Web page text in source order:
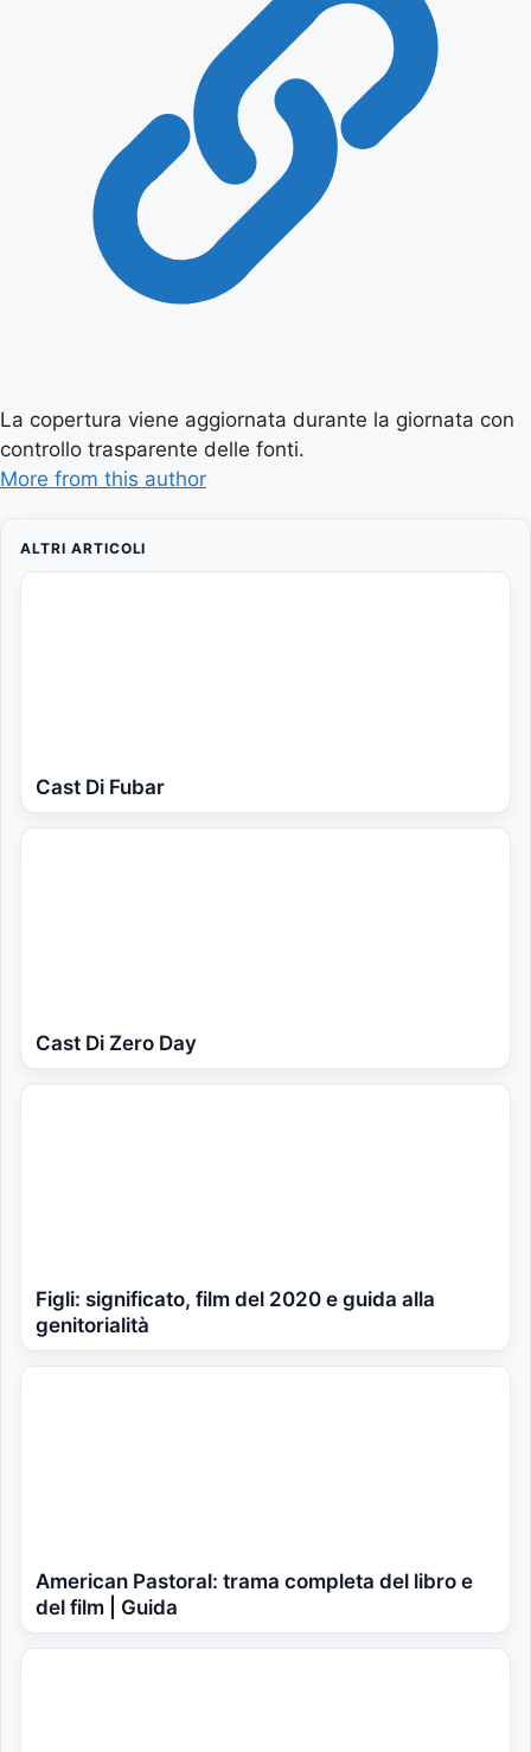
La copertura viene aggiornata durante la giornata con
controllo trasparente delle fonti.
More from this author
ALTRI ARTICOLI
Cast Di Fubar
Cast Di Zero Day
Figli: significato, film del 2020 e guida alla
genitorialità
American Pastoral: trama completa del libro e
del film | Guida